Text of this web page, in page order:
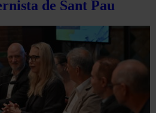
de Sant Pau